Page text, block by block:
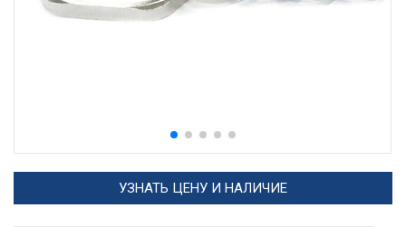
УЗНАТЬ ЦЕНУ И НАЛИЧИЕ